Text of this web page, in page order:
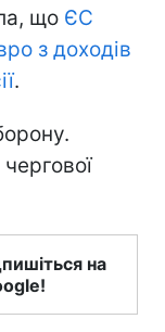
що ЄС
з доходів
.
на